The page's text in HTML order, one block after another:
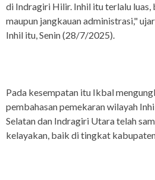
di Indragiri Hilir. Inhil itu terlalu luas,
maupun jangkauan administrasi,"
Inhil itu, Senin (28/7/2025).
Pada kesempatan itu Ikbal
pembahasan pemekaran wilayah
Selatan dan Indragiri Utara telah
kelayakan, baik di tingkat